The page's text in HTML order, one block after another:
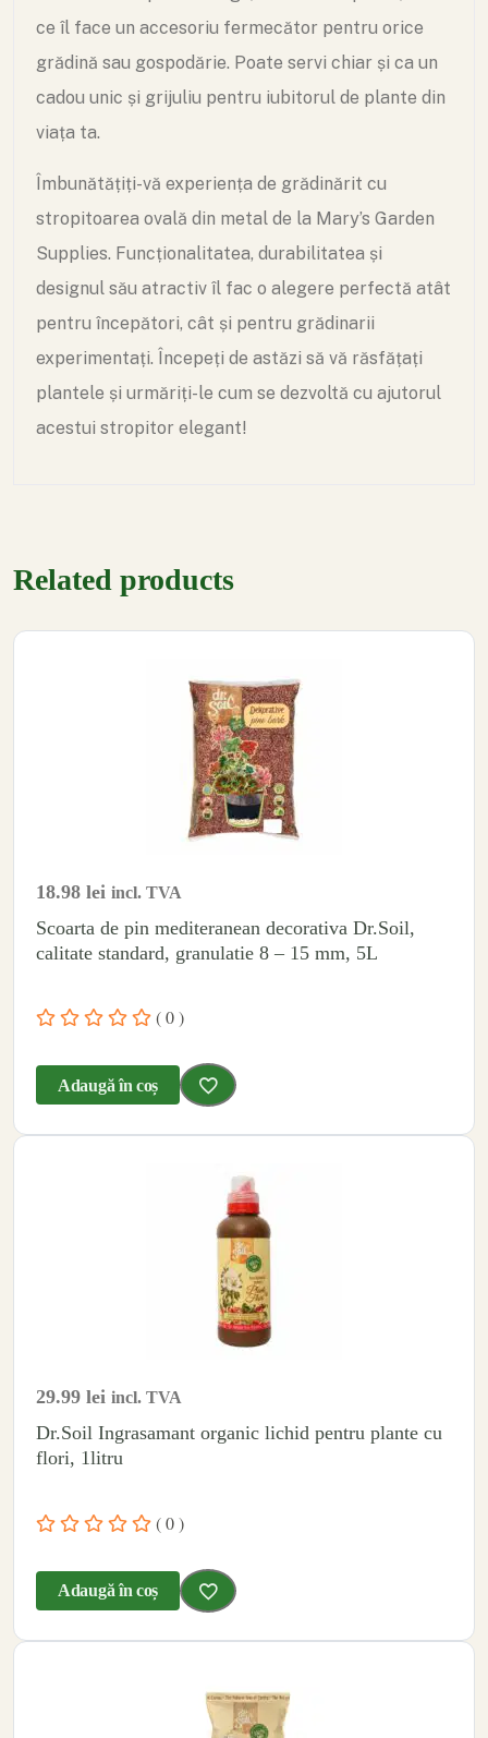
ce îl face un accesoriu fermecător pentru orice
grădină sau gospodărie. Poate servi chiar și ca un
cadou unic și grijuliu pentru iubitorul de plante din
viața ta.
Îmbunătățiți-vă experiența de grădinărit cu
stropitoarea ovală din metal de la Mary’s Garden
Supplies. Funcționalitatea, durabilitatea și
designul său atractiv îl fac o alegere perfectă atât
pentru începători, cât și pentru grădinarii
experimentați. Începeți de astăzi să vă răsfățați
plantele și urmăriți-le cum se dezvoltă cu ajutorul
acestui stropitor elegant!
Related products
18.98 lei incl. TVA
Scoarta de pin mediteranean decorativa Dr.Soil,
calitate standard, granulatie 8 – 15 mm, 5L
( 0 )
Adaugă în coș
29.99 lei incl. TVA
Dr.Soil Ingrasamant organic lichid pentru plante cu
flori, 1litru
( 0 )
Adaugă în coș